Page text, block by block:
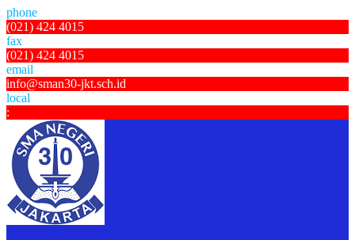
phone
(021) 424 4015
fax
(021) 424 4015
email
info@sman30-jkt.sch.id
local
: